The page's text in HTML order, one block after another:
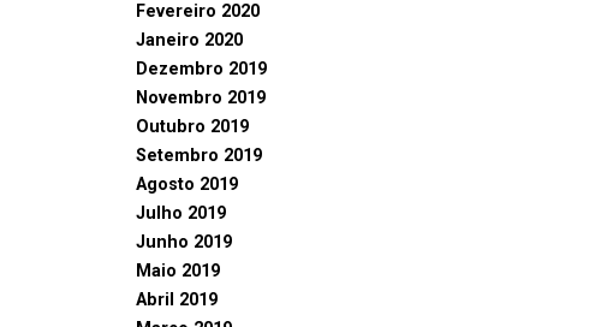
Fevereiro 2020
Janeiro 2020
Dezembro 2019
Novembro 2019
Outubro 2019
Setembro 2019
Agosto 2019
Julho 2019
Junho 2019
Maio 2019
Abril 2019